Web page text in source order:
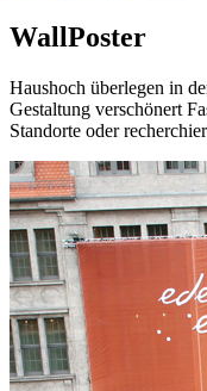
WallPoster
Haushoch überlegen in
Gestaltung verschönert
Standorte oder